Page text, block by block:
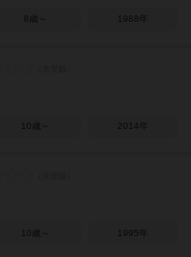
8歳～ 1988年
10歳～ 2014年
10歳～ 1995年